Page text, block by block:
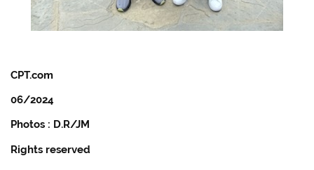
CPT.com
06/2024
Photos : D.R/JM
Rights reserved